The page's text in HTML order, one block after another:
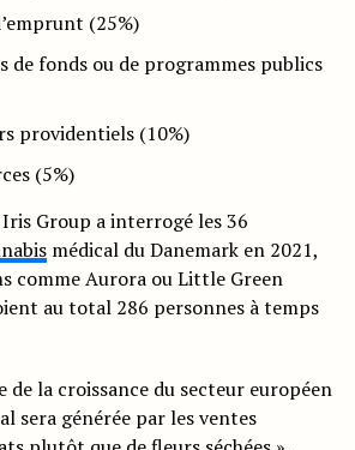
(25%)
de fonds ou de programmes publics
providentiels (10%)
(5%)
Group a interrogé les 36
médical du Danemark en 2021,
comme Aurora ou Little Green
au total 286 personnes à temps
de la croissance du secteur européen
sera générée par les ventes